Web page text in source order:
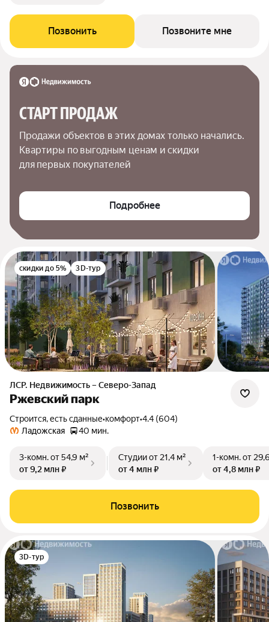
Позвонить Позвоните мне
СТАРТ ПРОДАЖ
Продажи объектов в этих домах только начались.
Квартиры по выгодным ценам и скидки
для первых покупателей
Подробнее
скидки до 5% 3D-тур
ЛСР. Недвижимость – Северо-Запад
Ржевский парк
Строится, есть сданные•комфорт•4.4 (604)
Ладожская
40 мин.
3-комн.от 54,9 м²
от 9,2 млн ₽
Студииот 21,4 м²
от 4 млн ₽
1-комн.от
от 4,8 млн ₽
Позвонить
3D-тур